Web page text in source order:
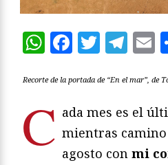
WhatsApp
Recorte de la portada de “En el mar”, de
C ada mes es el
mientras
agosto con mi